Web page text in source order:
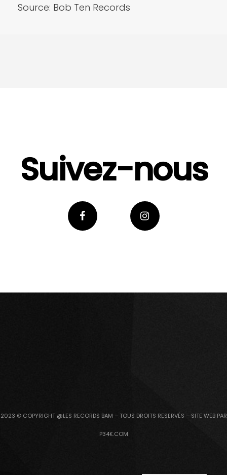
Source: Bob Ten Records
Suivez-nous
2023 © COPYRIGHT @LES RECORDS BAM – TOUS DROITS RESERVÉS – SITE WEB PAR
P34K.COM